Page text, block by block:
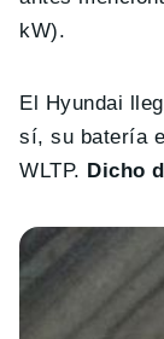
kW).
El Hyundai
sí, su batería
WLTP. Dicho